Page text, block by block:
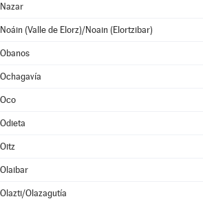
Nazar
Noáin (Valle de Elorz)/Noain (Elortzibar)
Obanos
Ochagavía
Oco
Odieta
Oitz
Olaibar
Olazti/Olazagutía